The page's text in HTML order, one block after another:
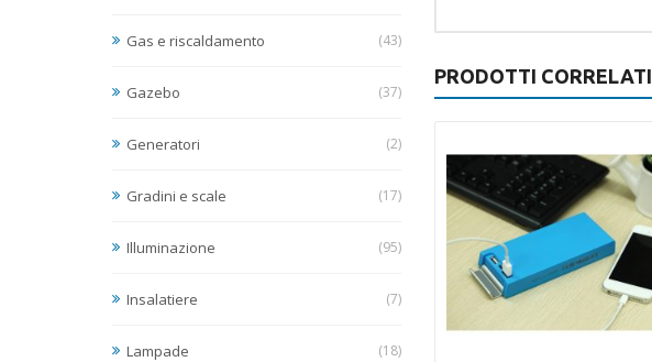
Gas e riscaldamento (43)
Gazebo (37)
Generatori (2)
Gradini e scale (17)
Illuminazione (95)
Insalatiere (7)
Lampade (18)
PRODOTTI CORRELATI